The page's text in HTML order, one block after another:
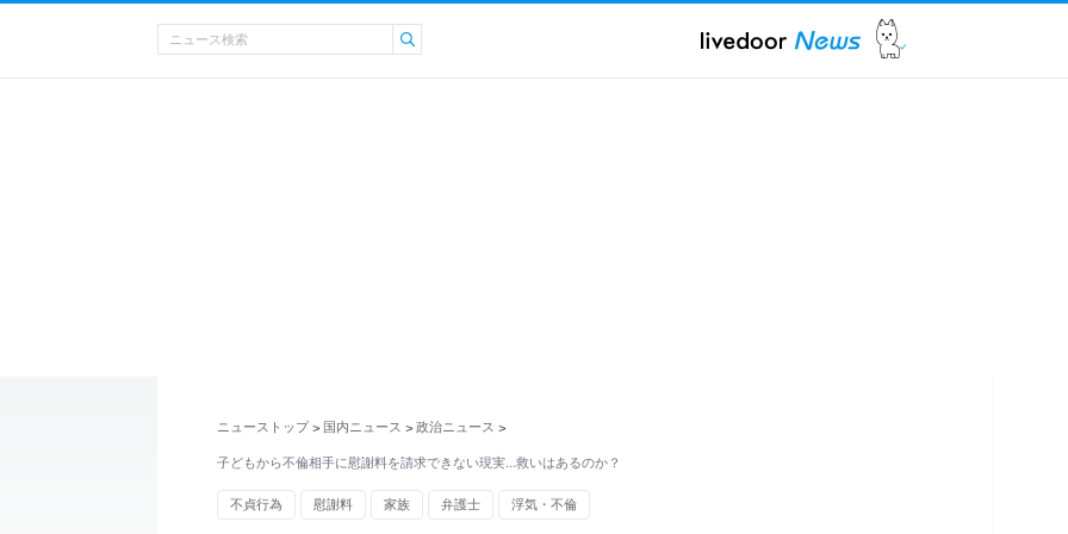
ニューストップ > 国内ニュース > 政治ニュース >
子どもから不倫相手に慰謝料を請求できない現実…救いはあるのか？
不貞行為 慰謝料 家族 弁護士 浮気・不倫